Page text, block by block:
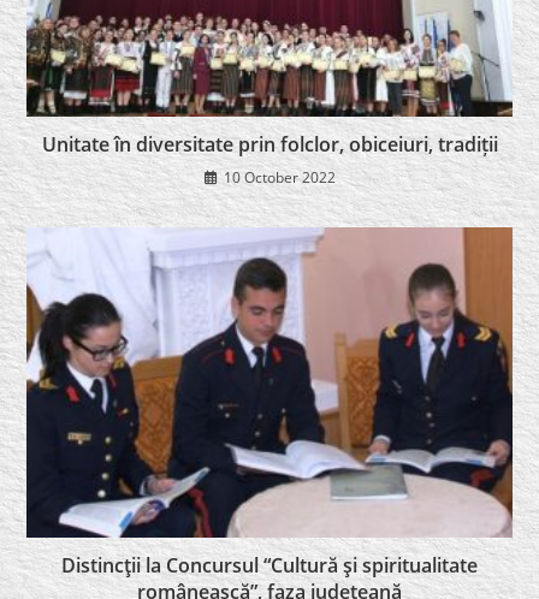
Unitate în diversitate prin folclor, obiceiuri, tradiții
10 October 2022
Distincţii la Concursul “Cultură şi spiritualitate
românească”, faza judeţeană